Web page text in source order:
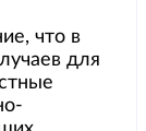
что в
для